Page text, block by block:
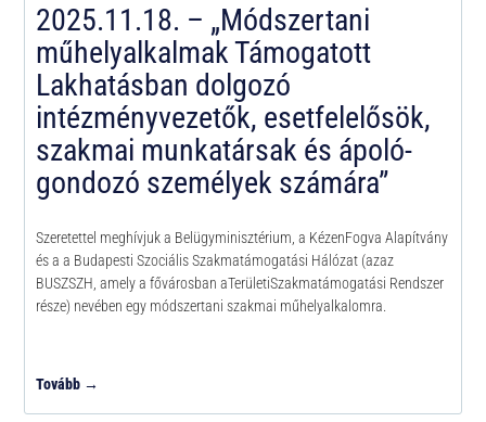
2025.11.18. – „Módszertani
műhelyalkalmak Támogatott
Lakhatásban dolgozó
intézményvezetők, esetfelelősök,
szakmai munkatársak és ápoló-
gondozó személyek számára”
Szeretettel meghívjuk a Belügyminisztérium, a KézenFogva Alapítvány
és a a Budapesti Szociális Szakmatámogatási Hálózat (azaz
BUSZSZH, amely a fővárosban aTerületiSzakmatámogatási Rendszer
része) nevében egy módszertani szakmai műhelyalkalomra.
Tovább →